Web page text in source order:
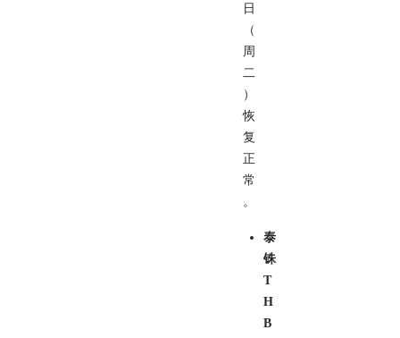
日
（
周
二
）
恢
复
正
常
。
泰
铢
T
H
B